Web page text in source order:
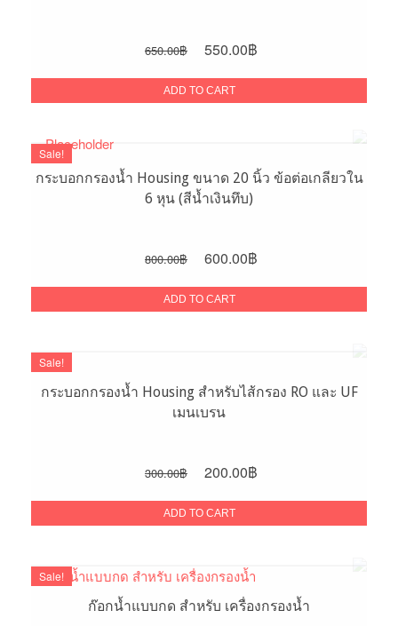
650.00฿
Original
was:
550.00฿
ADD TO CART
Sale!
กระบอกกรองน้ำ Housing ขนาด 20 นิ้ว ข้อต่อเกลียวใน
6 หุน (สีน้ำเงินทึบ)
800.00฿
Original
was:
600.00฿
ADD TO CART
Sale!
กระบอกกรองน้ำ Housing สำหรับไส้กรอง RO และ UF
เมนเบรน
300.00฿
Original
was:
200.00฿
ADD TO CART
Sale!
ก๊อกน้ำแบบกด สำหรับ เครื่องกรองน้ำ